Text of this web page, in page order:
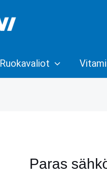
Ruokavaliot
Paras